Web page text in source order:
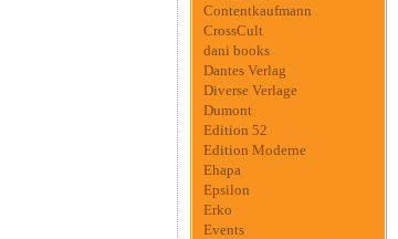
Contentkaufmann
CrossCult
dani books
Dantes Verlag
Diverse Verlage
Dumont
Edition 52
Edition Moderne
Ehapa
Epsilon
Erko
Events